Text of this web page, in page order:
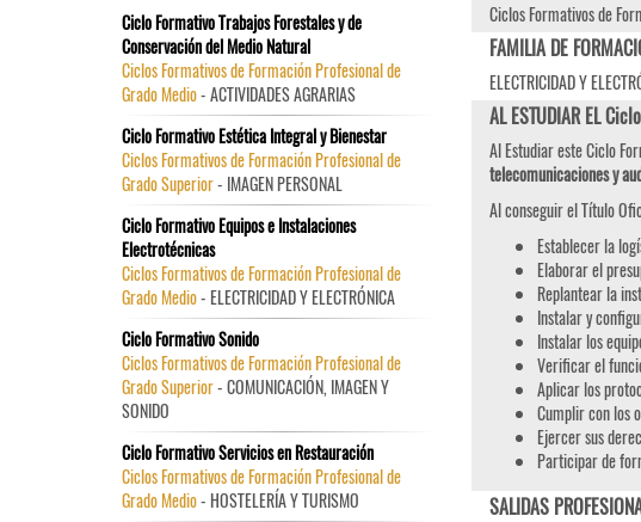
Ciclos Formativos de
FAMILIA DE
ELECTRICIDAD Y
AL ESTUDIAR EL
Al Estudiar este Ciclo
telecomunicaciones y
Al conseguir el Título
Establecer la
Elaborar el
Replantear la
Instalar y
Instalar los
Verificar el
Aplicar los
Cumplir con los
Ejercer sus
Participar de
SALIDAS
Ciclo Formativo Trabajos Forestales y de
Conservación del Medio Natural
Ciclos Formativos de Formación Profesional de
Grado Medio- ACTIVIDADES AGRARIAS
Ciclo Formativo Estética Integral y Bienestar
Ciclos Formativos de Formación Profesional de
Grado Superior- IMAGEN PERSONAL
Ciclo Formativo Equipos e Instalaciones
Electrotécnicas
Ciclos Formativos de Formación Profesional de
Grado Medio- ELECTRICIDAD Y ELECTRÓNICA
Ciclo Formativo Sonido
Ciclos Formativos de Formación Profesional de
Grado Superior- COMUNICACIÓN, IMAGEN Y
SONIDO
Ciclo Formativo Servicios en Restauración
Ciclos Formativos de Formación Profesional de
Grado Medio- HOSTELERÍA Y TURISMO